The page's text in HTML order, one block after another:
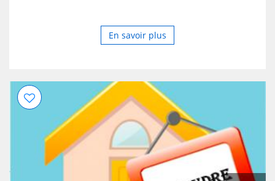
de bain avec une douche italienne ( eau chaude et froide
disponible h24 ) + sèche cheveux . Endroit calme et
centre ville Alger , à proximité métro et gare de train .
Nous vous souhaitons les bienvenus
En savoir plus